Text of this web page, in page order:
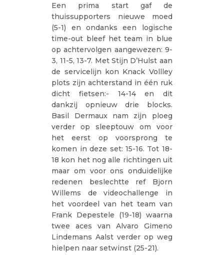
Een prima start gaf de
thuissupporters nieuwe moed
(5-1) en ondanks een logische
time-out bleef het team in blue
op achtervolgen aangewezen: 9-
3, 11-5, 13-7. Met Stijn D’Hulst aan
de servicelijn kon Knack Vollley
plots zijn achterstand in één ruk
dicht fietsen:- 14-14 en dit
dankzij opnieuw drie blocks.
Basil Dermaux nam zijn ploeg
verder op sleeptouw om voor
het eerst op voorsprong te
komen in deze set: 15-16. Tot 18-
18 kon het nog alle richtingen uit
maar om voor ons onduidelijke
redenen beslechtte ref Bjorn
Willems de videochallenge in
het voordeel van het team van
Frank Depestele (19-18) waarna
twee aces van Alvaro Gimeno
Lindemans Aalst verder op weg
hielpen naar setwinst (25-21).